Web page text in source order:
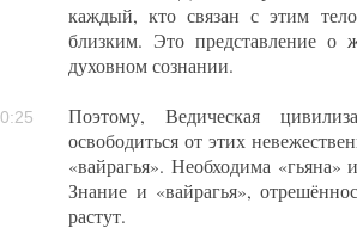
каждый, кто связан с этим
близким. Это представление о
духовном сознании.
Поэтому, Ведическая
освободиться от этих
«вайрагья». Необходима
Знание и «вайрагья»,
растут.